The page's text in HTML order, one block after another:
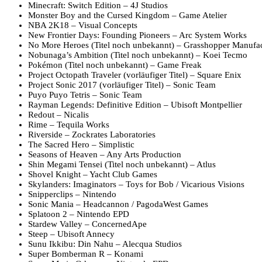
Minecraft: Switch Edition – 4J Studios
Monster Boy and the Cursed Kingdom – Game Atelier
NBA 2K18 – Visual Concepts
New Frontier Days: Founding Pioneers – Arc System Works
No More Heroes (Titel noch unbekannt) – Grasshopper
Nobunaga’s Ambition (Titel noch unbekannt) – Koei Tecmo
Pokémon (Titel noch unbekannt) – Game Freak
Project Octopath Traveler (vorläufiger Titel) – Square Enix
Project Sonic 2017 (vorläufiger Titel) – Sonic Team
Puyo Puyo Tetris – Sonic Team
Rayman Legends: Definitive Edition – Ubisoft Montpellier
Redout – Nicalis
Rime – Tequila Works
Riverside – Zockrates Laboratories
The Sacred Hero – Simplistic
Seasons of Heaven – Any Arts Production
Shin Megami Tensei (Titel noch unbekannt) – Atlus
Shovel Knight – Yacht Club Games
Skylanders: Imaginators – Toys for Bob / Vicarious Visions
Snipperclips – Nintendo
Sonic Mania – Headcannon / PagodaWest Games
Splatoon 2 – Nintendo EPD
Stardew Valley – ConcernedApe
Steep – Ubisoft Annecy
Sunu Ikkibu: Din Nahu – Alecqua Studios
Super Bomberman R – Konami